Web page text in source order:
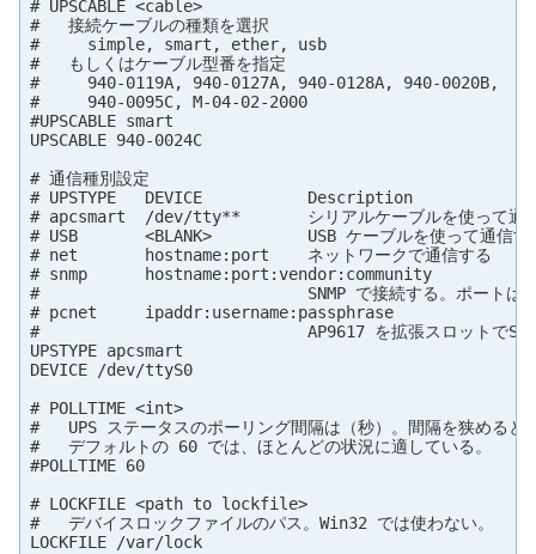
# UPSCABLE <cable>
#   接続ケーブルの種類を選択
#     simple, smart, ether, usb
#   もしくはケーブル型番を指定
#     940-0119A, 940-0127A, 940-0128A, 940-0020B,
#     940-0095C, M-04-02-2000
#UPSCABLE smart
UPSCABLE 940-0024C
# 通信種別設定
# UPSTYPE   DEVICE           Description
# apcsmart  /dev/tty**       シリアルケーブルを使って通
# USB       <BLANK>          USB ケーブルを使って通信す
# net       hostname:port    ネットワークで通信する
# snmp      hostname:port:vendor:community
#                            SNMP で接続する。ポートは
# pcnet     ipaddr:username:passphrase
#                            AP9617 を拡張スロットで
UPSTYPE apcsmart
DEVICE /dev/ttyS0
# POLLTIME <int>
#   UPS ステータスのポーリング間隔は（秒）。間隔を狭めると
#   デフォルトの 60 では、ほとんどの状況に適している。
#POLLTIME 60
# LOCKFILE <path to lockfile>
#   デバイスロックファイルのパス。Win32 では使わない。
LOCKFILE /var/lock